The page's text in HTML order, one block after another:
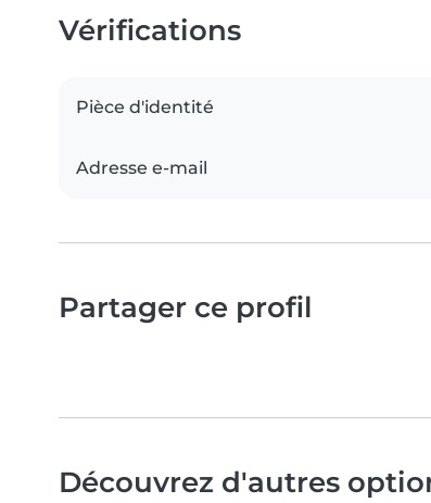
Vérifications
Pièce d'identité
Adresse e-mail
Partager ce profil
Découvrez d'autres